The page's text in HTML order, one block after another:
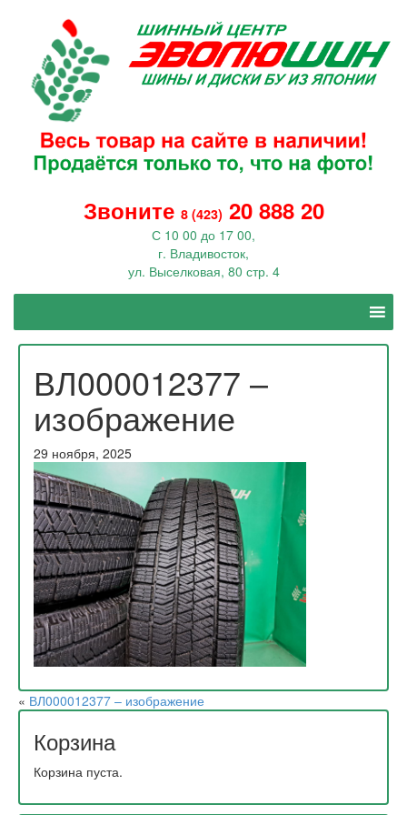
Звоните 8 (423) 20 888 20
С 10 00 до 17 00,
г. Владивосток,
ул. Выселковая, 80 стр. 4
ВЛ000012377 –
изображение
29 ноября, 2025
« ВЛ000012377 – изображение
Корзина
Корзина пуста.